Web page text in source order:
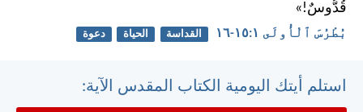
قُدُّوسٌ!»
بُطْرُسَ ٱلْأُولَى ١:‏١٥-‏١٦ القداسة الحياة دعوة
استلم أيتك اليومية الكتاب المقدس الآية: